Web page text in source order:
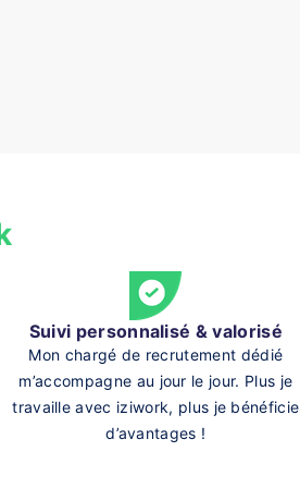
Suivi personnalisé & valorisé
Mon chargé de recrutement dédié
m’accompagne au jour le jour. Plus je
travaille avec iziwork, plus je bénéficie
d’avantages !